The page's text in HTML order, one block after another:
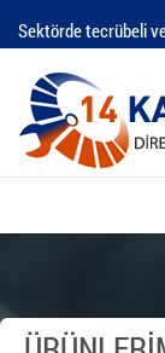
Sektörde tecrübeli